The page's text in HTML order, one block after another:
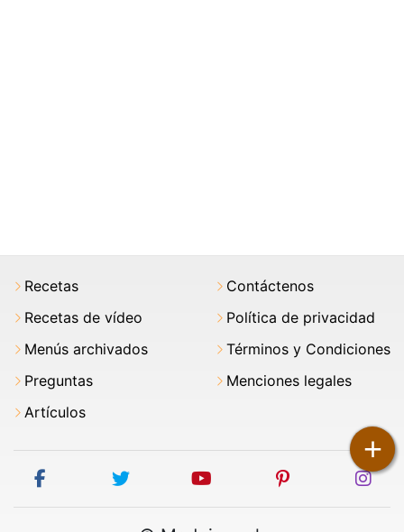
+
Recetas
Recetas de vídeo
Menús archivados
Preguntas
Artículos
Contáctenos
Política de privacidad
Términos y Condiciones
Menciones legales
facebook twitter youtube pinterest